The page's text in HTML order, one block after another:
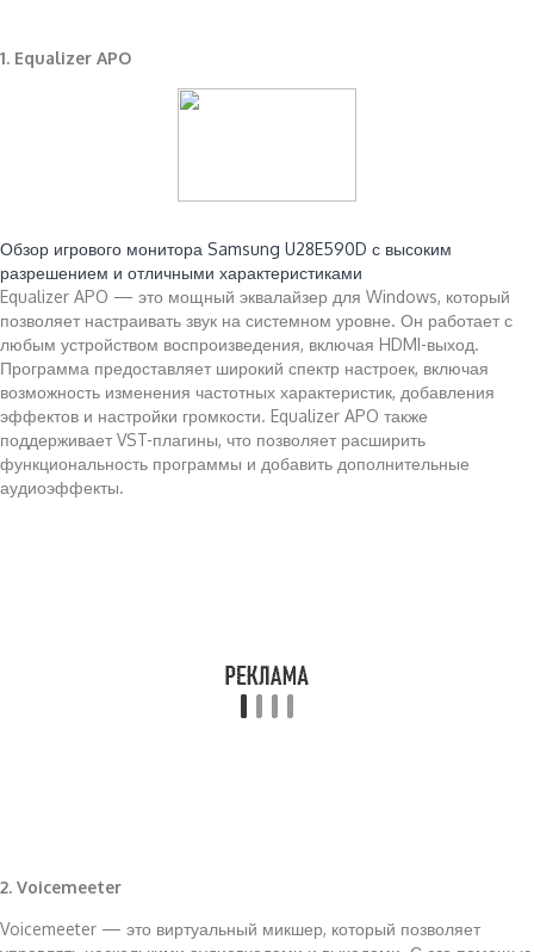
1. Equalizer APO
Обзор игрового монитора Samsung U28E590D с высоким
разрешением и отличными характеристиками
Equalizer APO — это мощный эквалайзер для Windows, который
позволяет настраивать звук на системном уровне. Он работает с
любым устройством воспроизведения, включая HDMI-выход.
Программа предоставляет широкий спектр настроек, включая
возможность изменения частотных характеристик, добавления
эффектов и настройки громкости. Equalizer APO также
поддерживает VST-плагины, что позволяет расширить
функциональность программы и добавить дополнительные
аудиоэффекты.
2. Voicemeeter
Voicemeeter — это виртуальный микшер, который позволяет